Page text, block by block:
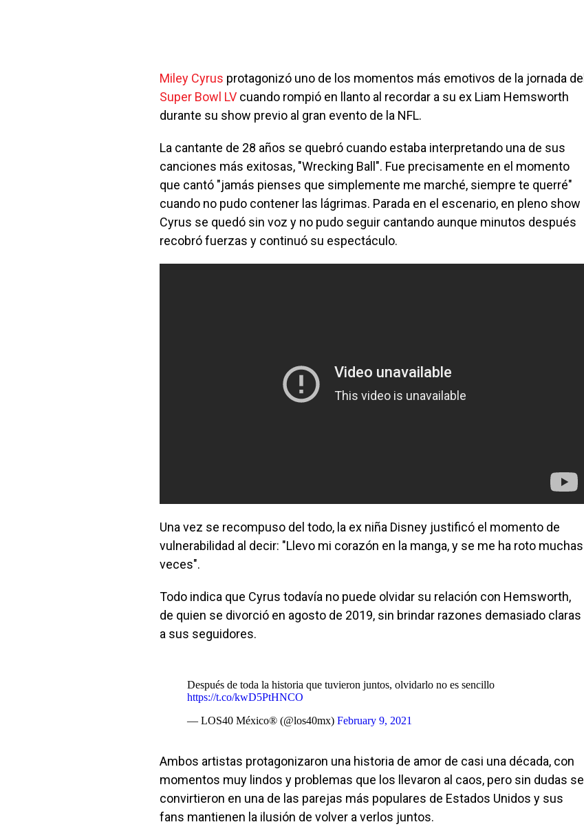
Miley Cyrus protagonizó uno de los momentos más emotivos de la jornada del
Super Bowl LV cuando rompió en llanto al recordar a su ex Liam Hemsworth
durante su show previo al gran evento de la NFL.
La cantante de 28 años se quebró cuando estaba interpretando una de sus
canciones más exitosas, "Wrecking Ball". Fue precisamente en el momento
que cantó "jamás pienses que simplemente me marché, siempre te querré"
cuando no pudo contener las lágrimas. Parada en el escenario, en pleno show
Cyrus se quedó sin voz y no pudo seguir cantando aunque minutos después
recobró fuerzas y continuó su espectáculo.
Una vez se recompuso del todo, la ex niña Disney justificó el momento de
vulnerabilidad al decir: "Llevo mi corazón en la manga, y se me ha roto muchas
veces".
Todo indica que Cyrus todavía no puede olvidar su relación con Hemsworth,
de quien se divorció en agosto de 2019, sin brindar razones demasiado claras
a sus seguidores.
Después de toda la historia que tuvieron juntos, olvidarlo no es sencillo
https://t.co/kwD5PtHNCO
— LOS40 México® (@los40mx) February 9, 2021
Ambos artistas protagonizaron una historia de amor de casi una década, con
momentos muy lindos y problemas que los llevaron al caos, pero sin dudas se
convirtieron en una de las parejas más populares de Estados Unidos y sus
fans mantienen la ilusión de volver a verlos juntos.